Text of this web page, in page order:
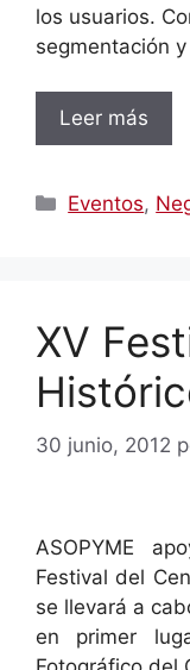
los usuarios.
segmentación
Leer más
Categorías
Eventos,
XV
30 junio, 2012
ASOPYME
Festival del
se llevará a
en primer